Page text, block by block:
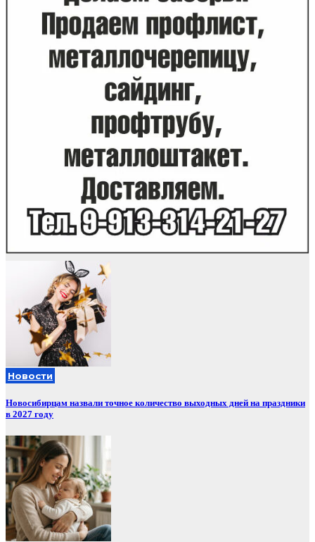
Новости
Новосибирцам назвали точное количество выходных дней на праздники
в 2027 году